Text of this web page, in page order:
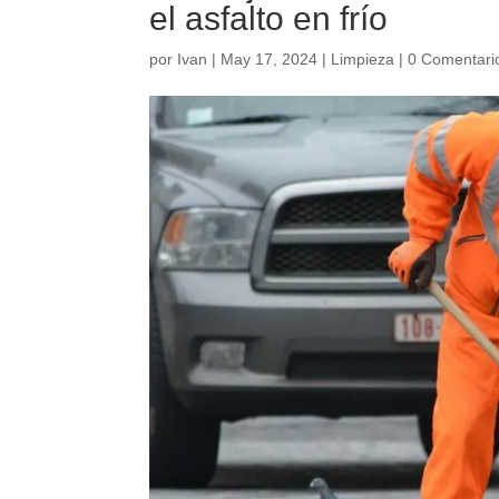
el asfalto en frío
por Ivan | May 17, 2024 | Limpieza |0